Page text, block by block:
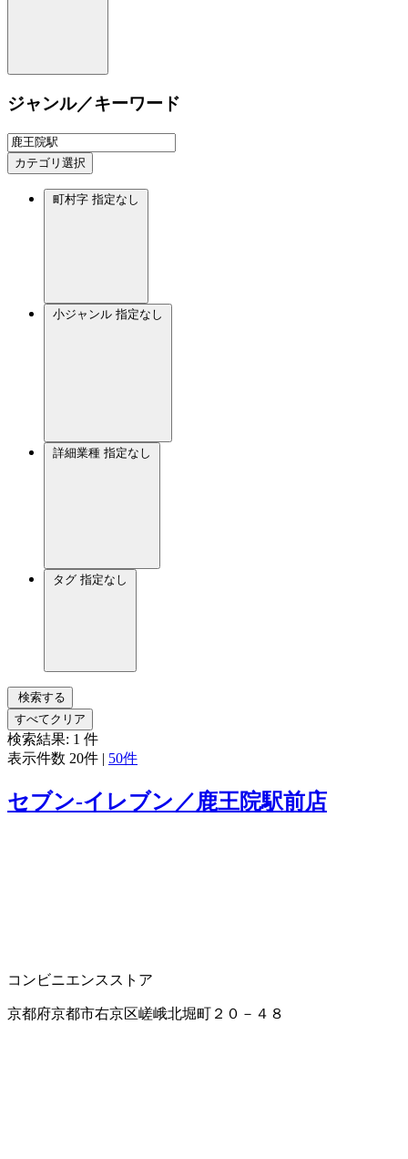
ジャンル／キーワード
カテゴリ選択
町村字 指定なし
小ジャンル 指定なし
詳細業種 指定なし
タグ 指定なし
検索する
すべてクリア
検索結果: 1 件
表示件数 20件 | 50件
セブン‐イレブン／鹿王院駅前店
コンビニエンスストア
京都府京都市右京区嵯峨北堀町２０－４８